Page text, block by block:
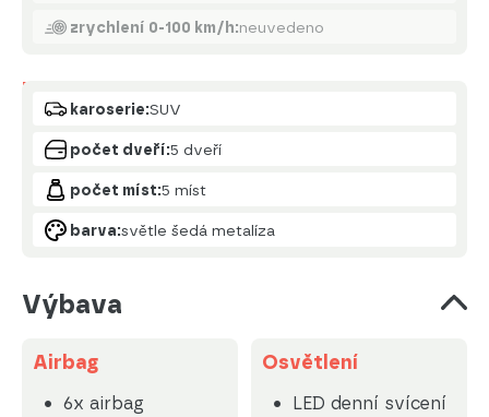
zrychlení 0-100 km/h:neuvedeno
Karoserie
karoserie:SUV
počet dveří:5 dveří
počet míst:5 míst
barva:světle šedá metalíza
Výbava
Airbag
6x airbag
Osvětlení
LED denní svícení